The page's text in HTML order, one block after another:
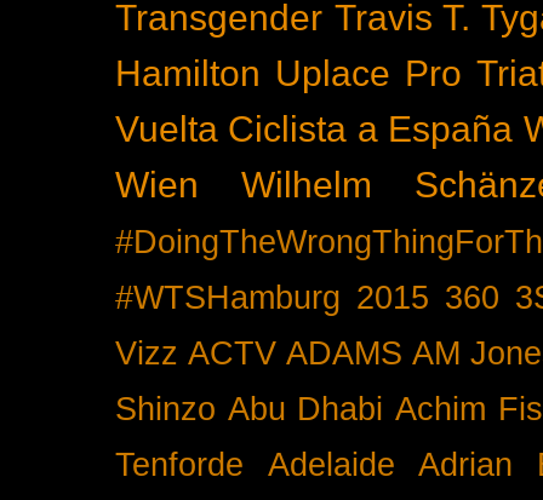
Transgender Travis T.
Hamilton Uplace Pro
Vuelta Ciclista a España
Wien
Wilhelm
#WTSHamburg 2015 360
Vizz ACTV ADAMS AM
Shinzo Abu Dhabi Achim
Tenforde
Adelaide
Adrian